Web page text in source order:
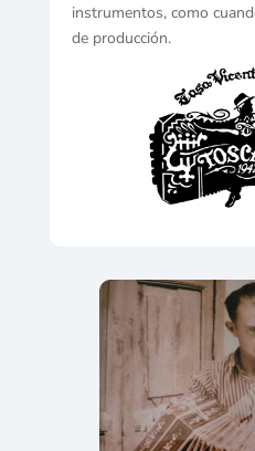
instrumentos, como
de producción.